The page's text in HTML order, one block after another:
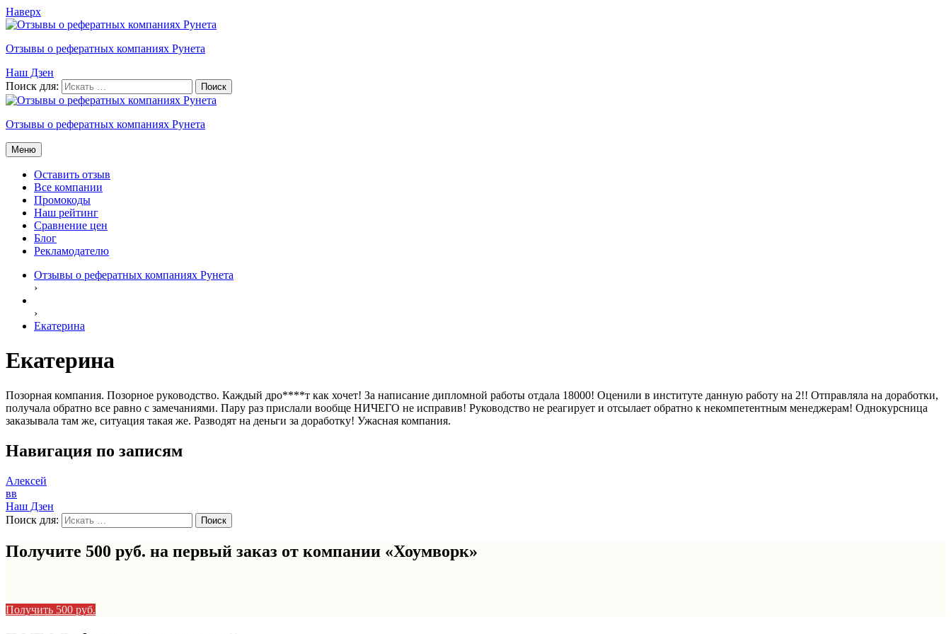
Наверх
Отзывы о рефератных компаниях Рунета
Наш Дзен
Поиск для:
Отзывы о рефератных компаниях Рунета
Меню
Оставить отзыв
Все компании
Промокоды
Наш рейтинг
Сравнение цен
Блог
Рекламодателю
Отзывы о рефератных компаниях Рунета
›
›
Екатерина
Екатерина
Позорная компания. Позорное руководство. Каждый дро****т как хочет! За написание дипломной работы отдала 18000! Оценили в институте данную работу на 2!! Отправляла на доработки,
получала обратно все равно с замечаниями. Пару раз прислали вообще НИЧЕГО не исправив! Руководство не реагирует и отсылает обратно к некомпетентным менеджерам! Однокурсница
заказывала там же, ситуация такая же. Разводят на деньги за доработку! Ужасная компания.
Навигация по записям
Алексей
вв
Наш Дзен
Поиск для:
Получите 500 руб. на первый заказ от компании «Хоумворк»
Получить 500 руб.